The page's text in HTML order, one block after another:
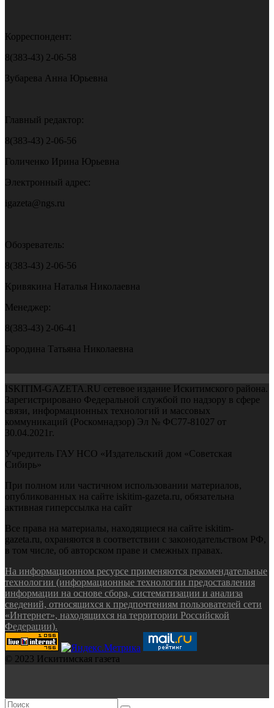
Корреспондент:
8(383-43) 2-06-58
Зубарева Анна Юрьевна
Главный редактор:
8(383-43) 2-06-56
Голиченко Ирина Юрьевна
Электронный адрес:
igazeta@ngs.ru
Обозреватель:
8(383-43) 2-06-56
Кривякина Наталья Николаевна
Менеджер:
8(383-43) 2-06-41
Бородина Татьяна Николаевна
ISKITIM-GAZETA.RU сетевое издание Искитимского района.
Зарегистрировано Федеральной службой по надзору в сфере
связи, информационных технологий и массовых
коммуникаций (Роскомнадзор) Эл № ФС77-81027 от
30.04.2021г.
Учредитель ГАУ НСО «Издательский дом «Советская
Сибирь»
При полном или частичном использовании материалов,
опубликованных на сайте iskitim-gazeta.ru, обязательна
активная гиперссылка на сайт
Все права на материалы, находящиеся на сайте iskitim-
gazeta.ru, охраняются в соответствии с законодательством РФ,
в том числе, об авторском праве и смежных правах.
На информационном ресурсе применяются рекомендательные
технологии (информационные технологии предоставления
информации на основе сбора, систематизации и анализа
сведений, относящихся к предпочтениям пользователей сети
«Интернет», находящихся на территории Российской
Федерации).
© 2023 Искитимская газета